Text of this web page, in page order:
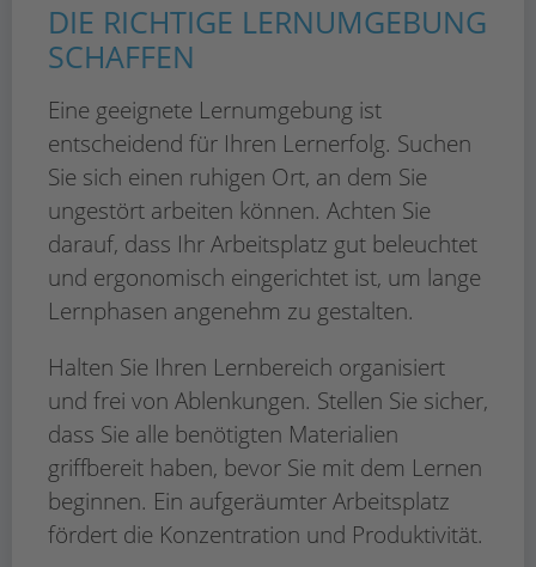
DIE RICHTIGE LERNUMGEBUNG
SCHAFFEN
Eine geeignete Lernumgebung ist
entscheidend für Ihren Lernerfolg. Suchen
Sie sich einen ruhigen Ort, an dem Sie
ungestört arbeiten können. Achten Sie
darauf, dass Ihr Arbeitsplatz gut beleuchtet
und ergonomisch eingerichtet ist, um lange
Lernphasen angenehm zu gestalten.
Halten Sie Ihren Lernbereich organisiert
und frei von Ablenkungen. Stellen Sie sicher,
dass Sie alle benötigten Materialien
griffbereit haben, bevor Sie mit dem Lernen
beginnen. Ein aufgeräumter Arbeitsplatz
fördert die Konzentration und Produktivität.